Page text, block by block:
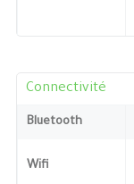
Connectivité
Bluetooth
Wifi